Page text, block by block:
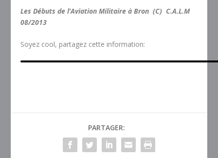
Les Débuts de l’Aviation Militaire à Bron (C) C.A.L.M
08/2013
Soyez cool, partagez cette information:
PARTAGER: